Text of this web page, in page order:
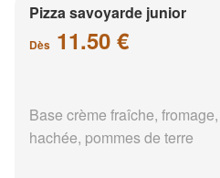
Pizza savoyarde junior
Dès 11.50 €
Base crème fraîche,
hachée, pommes de terre